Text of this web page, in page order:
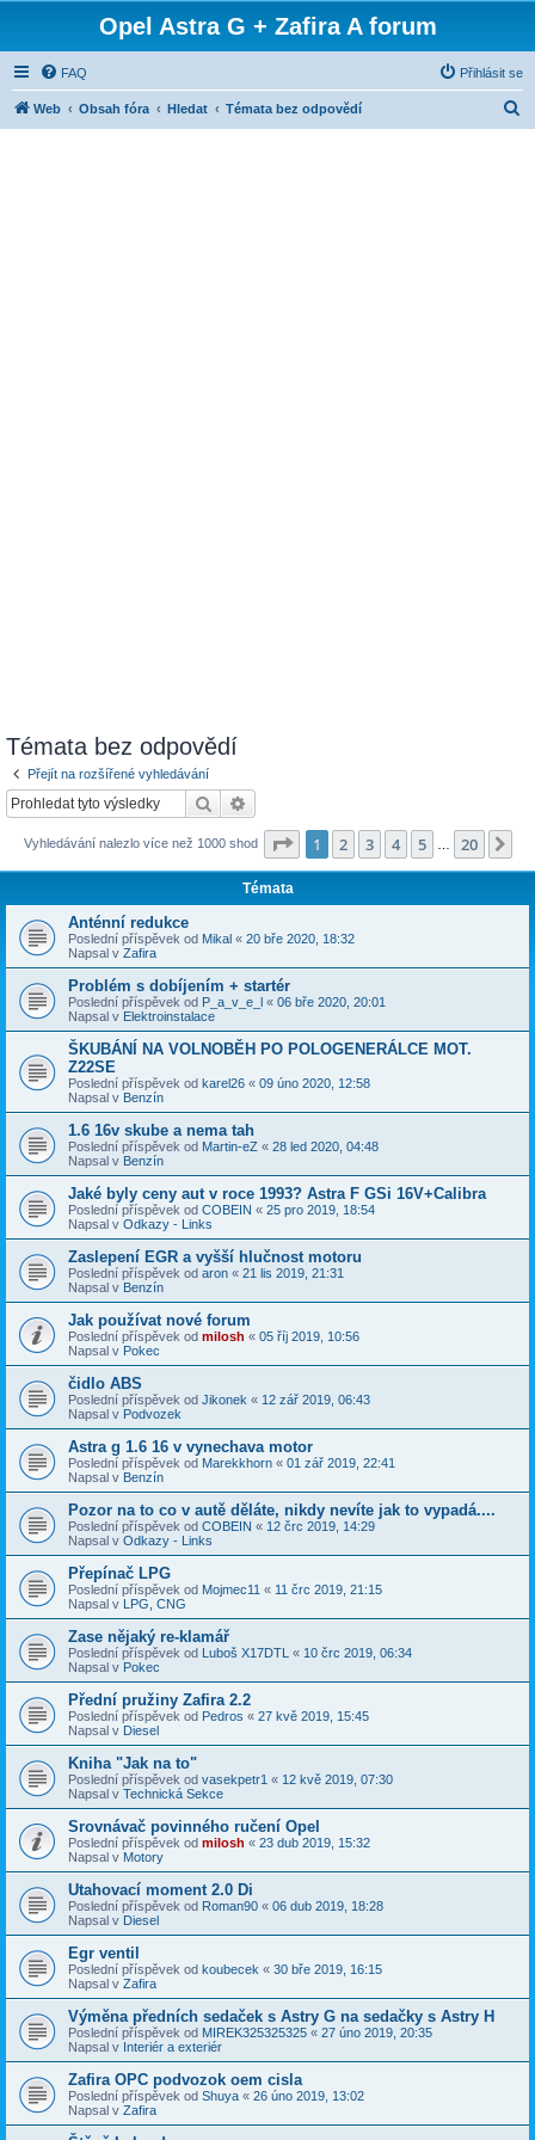
Opel Astra G + Zafira A forum
FAQ Přihlásit se
Web Obsah fóra Hledat Témata bez odpovědí
Témata bez odpovědí
Přejít na rozšířené vyhledávání
Hledat
Vyhledávání nalezlo více než 1000 shod Stránka z 20
1 2 3 4 5 20
Témata
Anténní redukce
Poslední příspěvek od Mikal « 20 bře 2020, 18:32
Napsal v Zafira
Problém s dobíjením + startér
Poslední příspěvek od P_a_v_e_l « 06 bře 2020, 20:01
Napsal v Elektroinstalace
ŠKUBÁNÍ NA VOLNOBĚH PO POLOGENERÁLCE MOT.
Z22SE
Poslední příspěvek od karel26 « 09 úno 2020, 12:58
Napsal v Benzín
1.6 16v skube a nema tah
Poslední příspěvek od Martin-eZ « 28 led 2020, 04:48
Napsal v Benzín
Jaké byly ceny aut v roce 1993? Astra F GSi 16V+Calibra
Poslední příspěvek od COBEIN « 25 pro 2019, 18:54
Napsal v Odkazy - Links
Zaslepení EGR a vyšší hlučnost motoru
Poslední příspěvek od aron « 21 lis 2019, 21:31
Napsal v Benzín
Jak používat nové forum
Poslední příspěvek od milosh « 05 říj 2019, 10:56
Napsal v Pokec
čidlo ABS
Poslední příspěvek od Jikonek « 12 zář 2019, 06:43
Napsal v Podvozek
Astra g 1.6 16 v vynechava motor
Poslední příspěvek od Marekkhorn « 01 zář 2019, 22:41
Napsal v Benzín
Pozor na to co v autě děláte, nikdy nevíte jak to vypadá....
Poslední příspěvek od COBEIN « 12 črc 2019, 14:29
Napsal v Odkazy - Links
Přepínač LPG
Poslední příspěvek od Mojmec11 « 11 črc 2019, 21:15
Napsal v LPG, CNG
Zase nějaký re-klamář
Poslední příspěvek od Luboš X17DTL « 10 črc 2019, 06:34
Napsal v Pokec
Přední pružiny Zafira 2.2
Poslední příspěvek od Pedros « 27 kvě 2019, 15:45
Napsal v Diesel
Kniha "Jak na to"
Poslední příspěvek od vasekpetr1 « 12 kvě 2019, 07:30
Napsal v Technická Sekce
Srovnávač povinného ručení Opel
Poslední příspěvek od milosh « 23 dub 2019, 15:32
Napsal v Motory
Utahovací moment 2.0 Di
Poslední příspěvek od Roman90 « 06 dub 2019, 18:28
Napsal v Diesel
Egr ventil
Poslední příspěvek od koubecek « 30 bře 2019, 16:15
Napsal v Zafira
Výměna předních sedaček s Astry G na sedačky s Astry H
Poslední příspěvek od MIREK325325325 « 27 úno 2019, 20:35
Napsal v Interiér a exteriér
Zafira OPC podvozok oem cisla
Poslední příspěvek od Shuya « 26 úno 2019, 13:02
Napsal v Zafira